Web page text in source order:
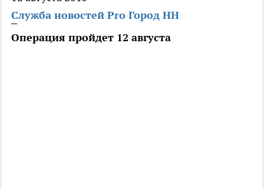
Служба новостей Pro Город НН
Операция пройдет 12 августа